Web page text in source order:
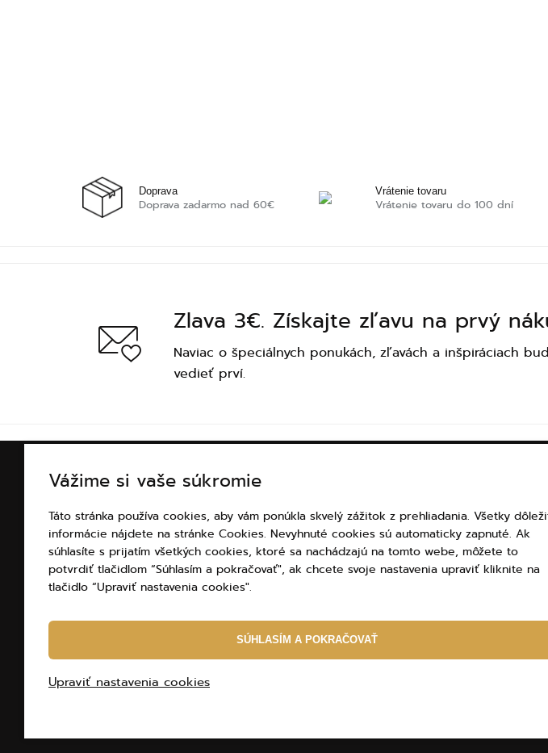
Doprava
Doprava zadarmo nad 60€
Vrátenie tovaru
Vrátenie tovaru do 100 dní
Zlava 3€. Získajte zľavu na prvý
Naviac o špeciálnych ponukách, zľavách a inšpiráciach
vedieť prví.
INFORMÁCIE O NÁKUPE
Všetko o nákupe
Platba
Doprava
Obchodné podmienky
Darčekové
Kontakty
Vážime si vaše súkromie
Táto stránka používa cookies, aby vám ponúkla skvelý zážitok z prehliadania. Všetky
informácie nájdete na stránke Cookies. Nevyhnuté cookies sú automaticky zapnuté. Ak
súhlasíte s prijatím všetkých cookies, ktoré sa nachádzajú na tomto webe, môžete to
potvrdiť tlačidlom “Súhlasím a pokračovať", ak chcete svoje nastavenia upraviť kliknite na
tlačidlo “Upraviť nastavenia cookies".
SÚHLASÍM A POKRAČOVAŤ
Upraviť nastavenia cookies